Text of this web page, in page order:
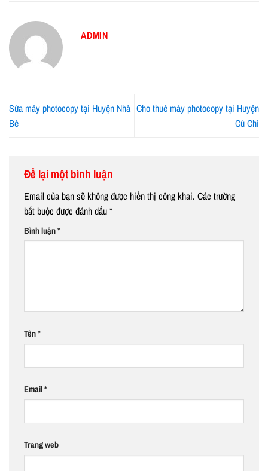
ADMIN
Sửa máy photocopy tại Huyện Nhà
Bè
Cho thuê máy photocopy tại Huyện
Củ Chi
Để lại một bình luận
Email của bạn sẽ không được hiển thị công khai. Các trường
bắt buộc được đánh dấu*
Bình luận*
Tên*
Email*
Trang web